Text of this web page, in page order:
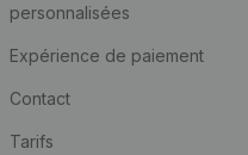
personnalisées
Expérience de paiement
Contact
Tarifs